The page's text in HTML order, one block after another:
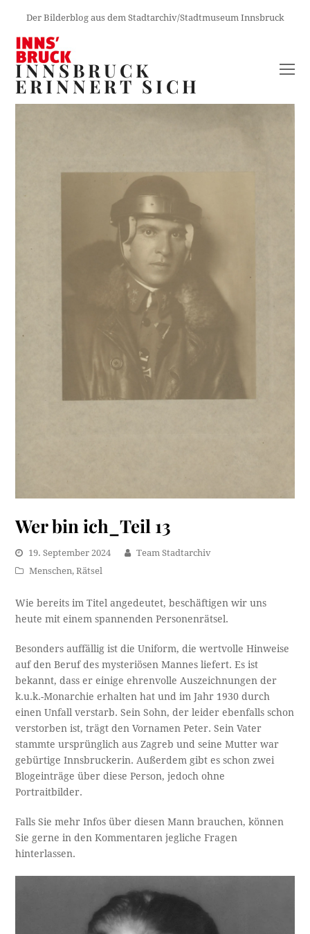
Der Bilderblog aus dem Stadtarchiv/Stadtmuseum Innsbruck
INNSBRUCK
ERINNERT SICH
Wer bin ich_Teil 13
19. September 2024
Team Stadtarchiv
Menschen,Rätsel
Wie bereits im Titel angedeutet, beschäftigen wir uns
heute mit einem spannenden Personenrätsel.
Besonders auffällig ist die Uniform, die wertvolle Hinweise
auf den Beruf des mysteriösen Mannes liefert. Es ist
bekannt, dass er einige ehrenvolle Auszeichnungen der
k.u.k.-Monarchie erhalten hat und im Jahr 1930 durch
einen Unfall verstarb. Sein Sohn, der leider ebenfalls schon
verstorben ist, trägt den Vornamen Peter. Sein Vater
stammte ursprünglich aus Zagreb und seine Mutter war
gebürtige Innsbruckerin. Außerdem gibt es schon zwei
Blogeinträge über diese Person, jedoch ohne
Portraitbilder.
Falls Sie mehr Infos über diesen Mann brauchen, können
Sie gerne in den Kommentaren jegliche Fragen
hinterlassen.